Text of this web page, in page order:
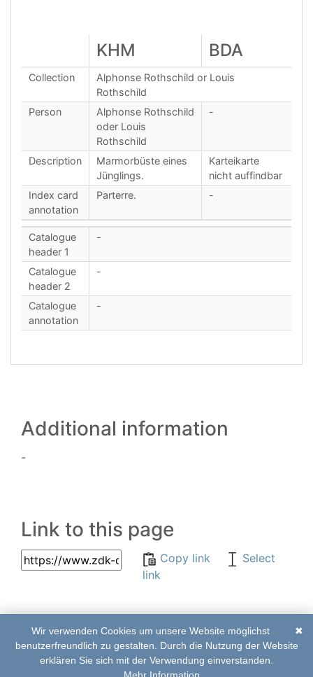
KHM BDA
Collection
Alphonse Rothschild or Louis
Rothschild
Person
Alphonse Rothschild
oder Louis
Rothschild
-
Description
Marmorbüste eines
Jünglings.
Karteikarte
nicht auffindbar
Index card
annotation
Parterre. -
Catalogue
header 1
-
Catalogue
header 2
-
Catalogue
annotation
-
Additional information
-
Link to this page
Copy link
Select
link
© 2017–2020 | ZDK-
Online Edition
List of abbreviations
|
Imprint | Contact
✖
Wir verwenden Cookies um unsere Website möglichst
benutzerfreundlich zu gestalten. Durch die Nutzung der Website
erklären Sie sich mit der Verwendung einverstanden.